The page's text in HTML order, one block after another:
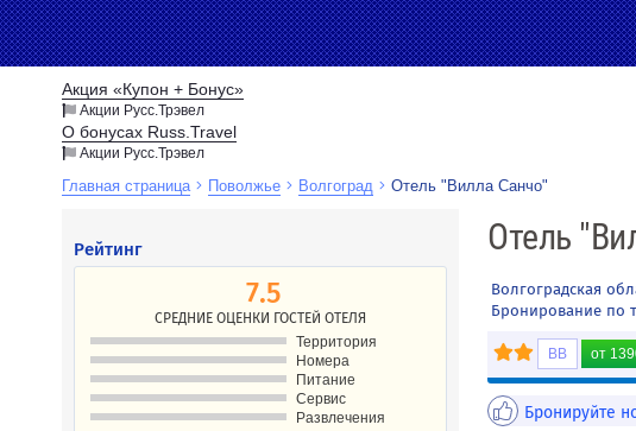
Направление
Акция «Купон + Бонус»
Акции Русс.Трэвел
О бонусах Russ.Travel
Акции Русс.Трэвел
Главная страница Поволжье Волгоград Отель "Вилла Санчо"
Рейтинг
7.5
СРЕДНИЕ ОЦЕНКИ ГОСТЕЙ ОТЕЛЯ
Территория
Номера
Питание
Сервис
Развлечения
Отель
Волгоградская
Бронирование по
BB от
Бронируйте